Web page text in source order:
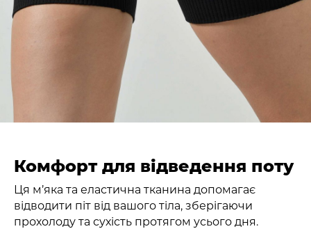
Комфорт для відведення поту
Ця м’яка та еластична тканина допомагає
відводити піт від вашого тіла, зберігаючи
прохолоду та сухість протягом усього дня.